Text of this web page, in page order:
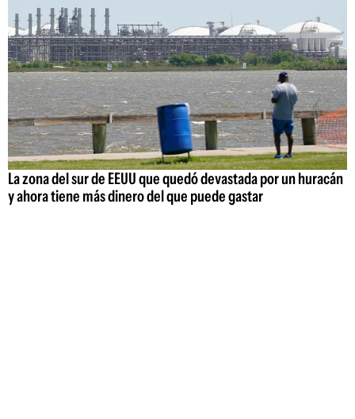
La zona del sur de EEUU que quedó devastada por un huracán
y ahora tiene más dinero del que puede gastar